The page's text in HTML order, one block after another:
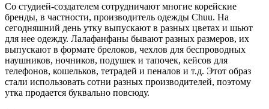
Со студией-создателем сотрудничают многие корейские
бренды, в частности, производитель одежды Chuu. На
сегодняшний день утку выпускают в разных цветах и шьют
для нее одежду. Лалафанфаны бывают разных размеров, их
выпускают в формате брелоков, чехлов для беспроводных
наушников, ночников, подушек и тапочек, кейсов для
телефонов, кошельков, тетрадей и пеналов и т.д. Этот образ
стали использовать сотни разных производителей, поэтому
утка продается буквально повсюду.